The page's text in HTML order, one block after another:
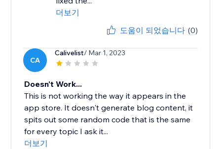
더보기
도움이 되었습니다 (0)
CA
Calivelist/ Mar 1, 2023
Doesn't Work...
This is not working the way it appears in the
app store. It doesn't generate blog content, it
spits out some random code that is the same
for every topic I ask it...
더보기